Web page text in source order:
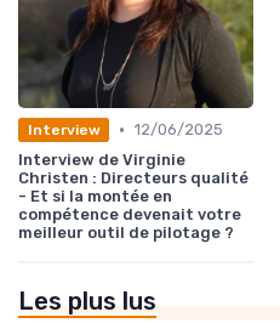
Interview • 12/06/2025
Interview de Virginie
Christen : Directeurs qualité
- Et si la montée en
compétence devenait votre
meilleur outil de pilotage ?
Les plus lus